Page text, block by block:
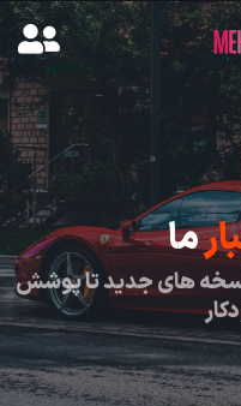
ما
های جدید تا پوشش